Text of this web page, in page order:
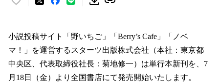
い
！
数
読
み
小説投稿サイト「野いちご」「Berry’s Cafe」「ノベ
マ！」を運営するスターツ出版株式会社（本社：東京都
中央区、代表取締役社長：菊地修一）は単行本新刊を、7
月18日（金）より全国書店にて発売開始いたします。